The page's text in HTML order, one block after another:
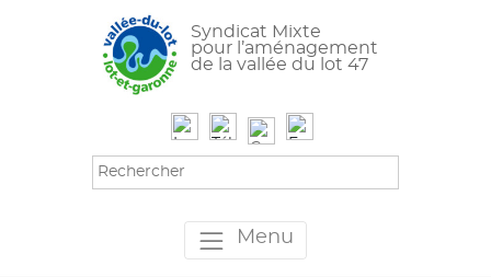
Syndicat Mixte
pour l’aménagement
de la vallée du lot 47
Menu